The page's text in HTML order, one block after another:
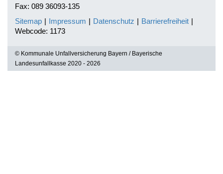
Fax: 089 36093-135
Sitemap | Impressum | Datenschutz | Barrierefreiheit |
Webcode: 1173
© Kommunale Unfallversicherung Bayern / Bayerische
Landesunfallkasse 2020 - 2026